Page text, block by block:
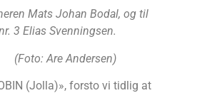
Johan Bodal, og til
3 Elias Svenningsen.
Are Andersen)
(Jolla)», forsto vi tidlig at